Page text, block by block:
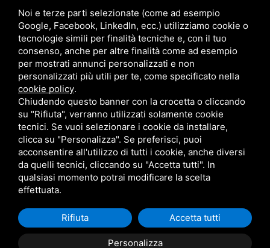
MENU
Prodotti
Chi siamo
Contatti
Privacy
Sitemap
Questo sito è protetto da Google reCAPTCHA v3,
Noi e terze parti selezionate (come ad esempio
Google, Facebook, LinkedIn, ecc.) utilizziamo cookie o
tecnologie simili per finalità tecniche e, con il tuo
consenso, anche per altre finalità come ad esempio
per mostrati annunci personalizzati e non
personalizzati più utili per te, come specificato nella
cookie policy.
Chiudendo questo banner con la crocetta o cliccando
su "Rifiuta", verranno utilizzati solamente cookie
tecnici. Se vuoi selezionare i cookie da installare,
clicca su "Personalizza". Se preferisci, puoi
acconsentire all'utilizzo di tutti i cookie, anche diversi
da quelli tecnici, cliccando su "Accetta tutti". In
qualsiasi momento potrai modificare la scelta
effettuata.
Personalizza
Rifiuta Accetta tutti